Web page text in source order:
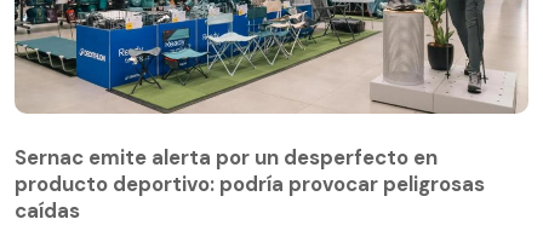
Sernac emite alerta por un desperfecto en
producto deportivo: podría provocar peligrosas
caídas